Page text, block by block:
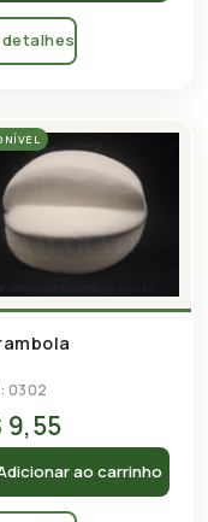
detalhes
0302
9,55
ao carrinho